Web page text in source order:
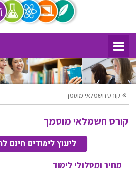
קורס חשמלאי מוסמך
קורס חשמלאי מוסמך
מחיר ומסלולי לימוד